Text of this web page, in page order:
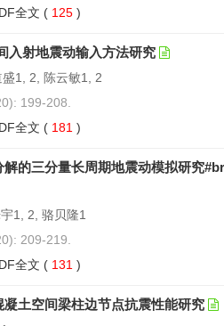
全文 ( 125 )
入射地震动输入方法研究
1, 2, 陈云敏1, 2
199-208.
全文 ( 181 )
的三分量长周期地震动模拟研究
1, 2, 骆贝隆1
209-219.
全文 ( 131 )
土空间梁柱边节点抗震性能研究